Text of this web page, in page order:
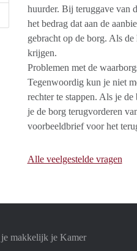
huurder. Bij teruggave van
het bedrag dat aan de
gebracht op de borg. Als
krijgen.
Problemen met de
Tegenwoordig kun je niet
rechter te stappen. Als je
je de borg terugvorderen
voorbeeldbrief voor het
Alle veelgestelde vragen
makkelijk je Kamer